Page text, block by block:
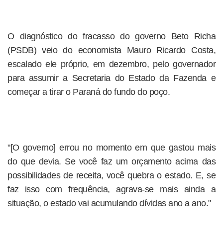
O diagnóstico do fracasso do governo Beto Richa
(PSDB) veio do economista Mauro Ricardo Costa,
escalado ele próprio, em dezembro, pelo governador
para assumir a Secretaria do Estado da Fazenda e
começar a tirar o Paraná do fundo do poço.
"[O governo] errou no momento em que gastou mais
do que devia. Se você faz um orçamento acima das
possibilidades de receita, você quebra o estado. E, se
faz isso com frequência, agrava-se mais ainda a
situação, o estado vai acumulando dívidas ano a ano."